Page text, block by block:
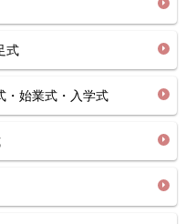
式
始業式・入学式